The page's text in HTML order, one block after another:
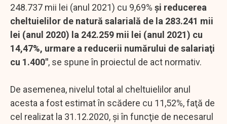
248.737 mii lei (anul 2021) cu 9,69% şi reducerea
cheltuielilor de natură salarială de la 283.241 mii
lei (anul 2020) la 242.259 mii lei (anul 2021) cu
14,47%, urmare a reducerii numărului de salariaţi
cu 1.400", se spune în proiectul de act normativ.
De asemenea, nivelul total al cheltuielilor anul
acesta a fost estimat în scădere cu 11,52%, faţă de
cel realizat la 31.12.2020, şi în funcţie de necesarul